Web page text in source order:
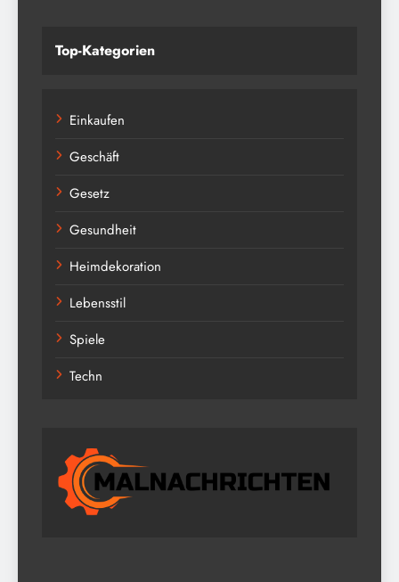
Top-Kategorien
Einkaufen
Geschäft
Gesetz
Gesundheit
Heimdekoration
Lebensstil
Spiele
Techn